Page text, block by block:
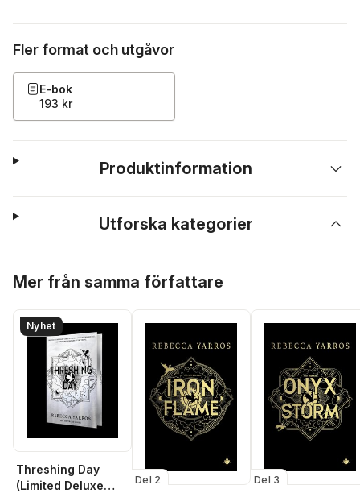
Fler format och utgåvor
E-bok
193 kr
Produktinformation
Utforska kategorier
Mer från samma författare
Nyhet
Threshing Day
(Limited Deluxe
Del 2 Del 3